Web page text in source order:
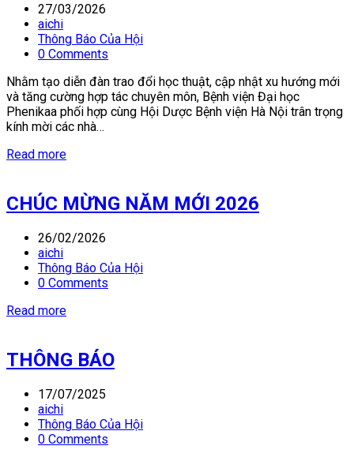
27/03/2026
aichi
Thông Báo Của Hội
0 Comments
Nhằm tạo diễn đàn trao đổi học thuật, cập nhật xu hướng mới
và tăng cường hợp tác chuyên môn, Bệnh viện Đại học
Phenikaa phối hợp cùng Hội Dược Bệnh viện Hà Nội trân trọng
kính mời các nhà…
Read more
CHÚC MỪNG NĂM MỚI 2026
26/02/2026
aichi
Thông Báo Của Hội
0 Comments
Read more
THÔNG BÁO
17/07/2025
aichi
Thông Báo Của Hội
0 Comments